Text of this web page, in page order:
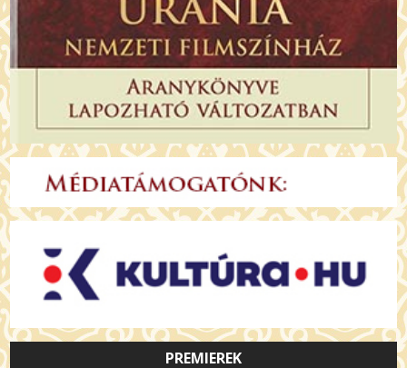
PREMIEREK